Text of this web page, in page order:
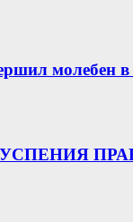
молебен в
УСПЕНИЯ